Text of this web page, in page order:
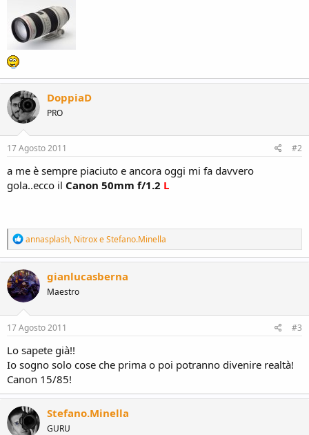
DoppiaD
PRO
17 Agosto 2011 #2
a me è sempre piaciuto e ancora oggi mi fa davvero
gola..ecco il Canon 50mm f/1.2 L
R
e
a
c
t
i
o
n
s
annasplash, NitroxeStefano.Minella
gianlucasberna
Maestro
17 Agosto 2011 #3
Lo sapete già!!
Io sogno solo cose che prima o poi potranno divenire realtà!
Canon 15/85!
Stefano.Minella
GURU